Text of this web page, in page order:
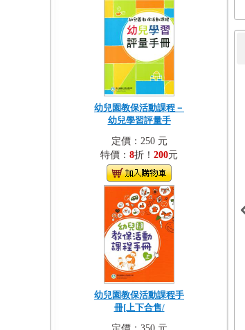
幼兒園教保活動課程－
幼兒學習評量手
定價：250 元
特價： 8折！ 200元
幼兒園教保活動課程手
冊[上下合售/